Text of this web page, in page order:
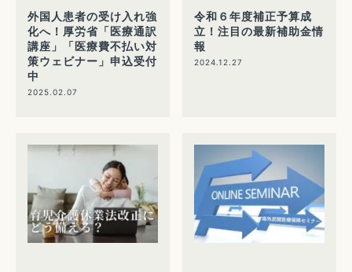
外国人患者の受け入れ強
化へ！厚労省「医療通訳
講座」「医療費不払い対
策ウェビナー」申込受付
中
2025.02.07
令和６年度補正予算成
立！注目の最新補助金情
報
2024.12.27